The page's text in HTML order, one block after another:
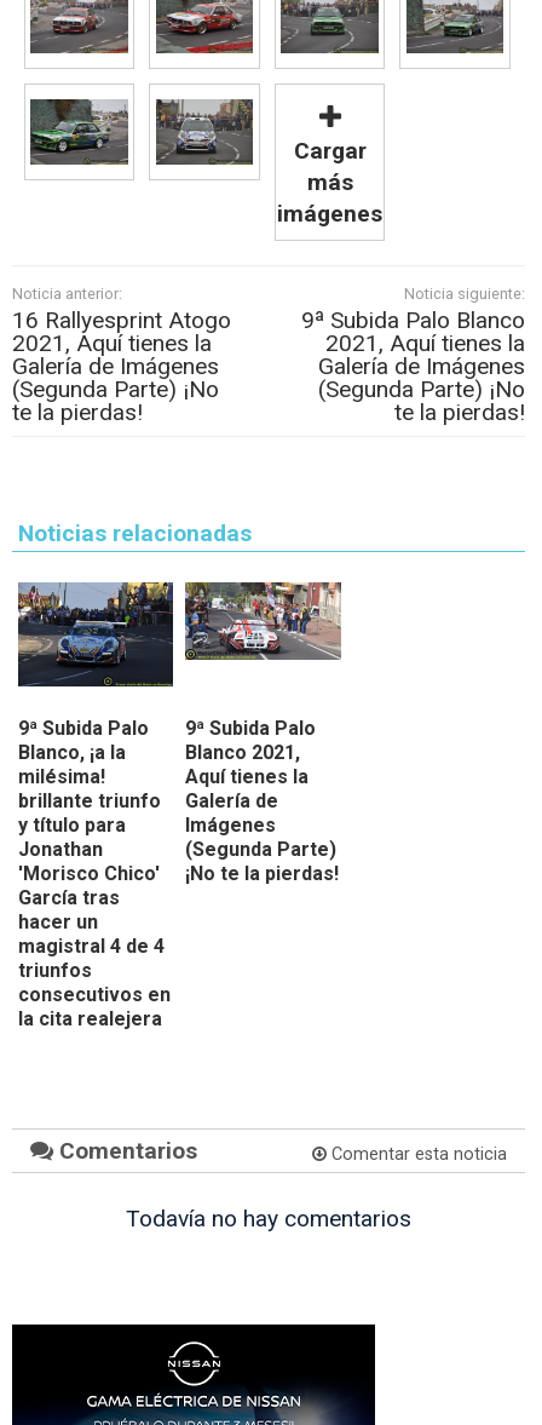
Cargar
más
imágenes
Noticia anterior:
16 Rallyesprint Atogo
2021, Aquí tienes la
Galería de Imágenes
(Segunda Parte) ¡No
te la pierdas!
Noticia siguiente:
9ª Subida Palo Blanco
2021, Aquí tienes la
Galería de Imágenes
(Segunda Parte) ¡No
te la pierdas!
Noticias relacionadas
9ª Subida Palo
Blanco, ¡a la
milésima!
brillante triunfo
y título para
Jonathan
'Morisco Chico'
García tras
hacer un
magistral 4 de 4
triunfos
consecutivos en
la cita realejera
9ª Subida Palo
Blanco 2021,
Aquí tienes la
Galería de
Imágenes
(Segunda Parte)
¡No te la pierdas!
Comentarios Comentar esta noticia
Todavía no hay comentarios